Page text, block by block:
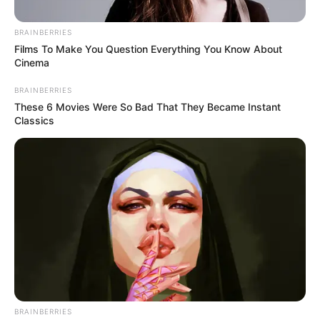
Por:
Slendy Blanco Suárez
Diciembre 4, 2020
BRAINBERRIES
Films To Make You Question Everything You Know About
Cinema
BRAINBERRIES
These 6 Movies Were So Bad That They Became Instant
Classics
BRAINBERRIES